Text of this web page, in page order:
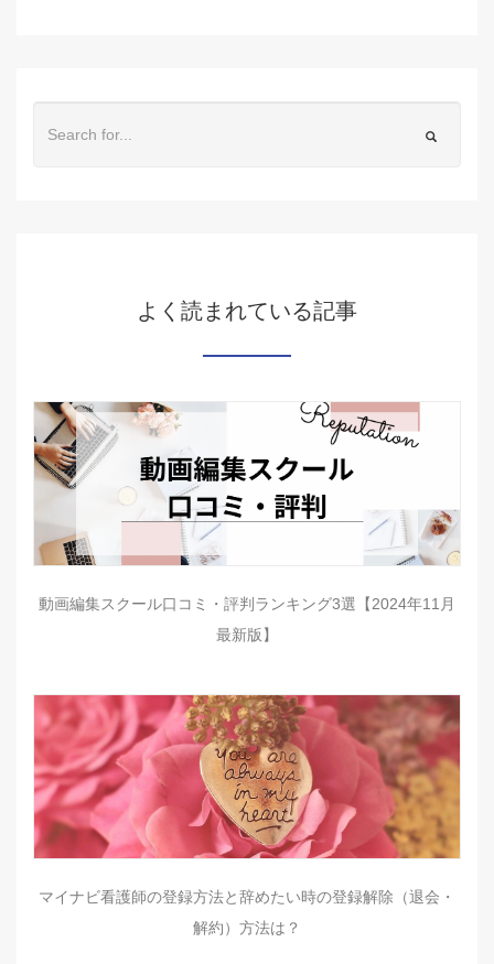
よく読まれている記事
動画編集スクール口コミ・評判ランキング3選【2024年11月
最新版】
マイナビ看護師の登録方法と辞めたい時の登録解除（退会・
解約）方法は？